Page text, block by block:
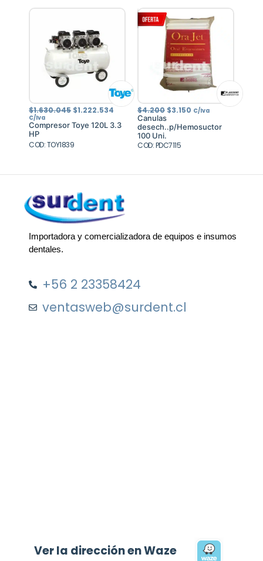
$1.630.045 El
precio
original
era:
$1.222.534
precio
actual
es:
$1.222.534.
C/Iva
Compresor Toye 120L 3.3
HP
COD: TOY1839
$4.200 El
precio
original
era:
$3.150 El
precio
actual
es:
C/Iva
Canulas
desech..p/Hemosuctor
100 Uni.
COD: PDC7115
Importadora y comercializadora de equipos e insumos
dentales.
+56 2 23358424
ventasweb@surdent.cl
Ver la dirección en Waze